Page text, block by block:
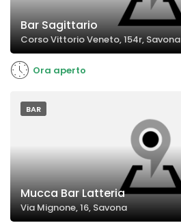
Bar Sagittario
Corso Vittorio Veneto, 154r, Savona
Ora aperto
BAR
Mucca Bar Latteria
Via Mignone, 16, Savona